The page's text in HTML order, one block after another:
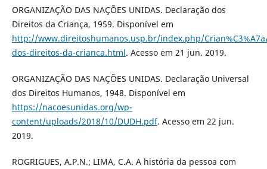
ORGANIZAÇÃO DAS NAÇÕES UNIDAS. Declaração dos
Direitos da Criança, 1959. Disponível em
http://www.direitoshumanos.usp.br/index.php/
dos-direitos-da-crianca.html. Acesso em 21 jun. 2019.
ORGANIZAÇÃO DAS NAÇÕES UNIDAS. Declaração Universal
dos Direitos Humanos, 1948. Disponível em
https://nacoesunidas.org/wp-
content/uploads/2018/10/DUDH.pdf. Acesso em 22 jun.
2019.
ROGRIGUES, A.P.N.; LIMA, C.A. A história da pessoa com